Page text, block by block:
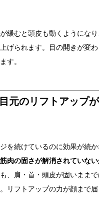
緩むと頭皮も動くようにな
げられます。目の開きが変
す。
元のリフトアップ
を続けているのに効果が続
肉の固さが解消されていない
、肩・首・頭皮が固いまま
リフトアップの力が顔まで届